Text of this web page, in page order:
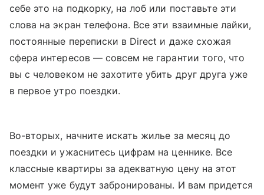
себе это на подкорку, на лоб или поставьте эти
слова на экран телефона. Все эти взаимные лайки,
постоянные переписки в Direct и даже схожая
сфера интересов — совсем не гарантии того, что
вы с человеком не захотите убить друг друга уже
в первое утро поездки.
Во-вторых, начните искать жилье за месяц до
поездки и ужаснитесь цифрам на ценнике. Все
классные квартиры за адекватную цену на этот
момент уже будут забронированы. И вам придется